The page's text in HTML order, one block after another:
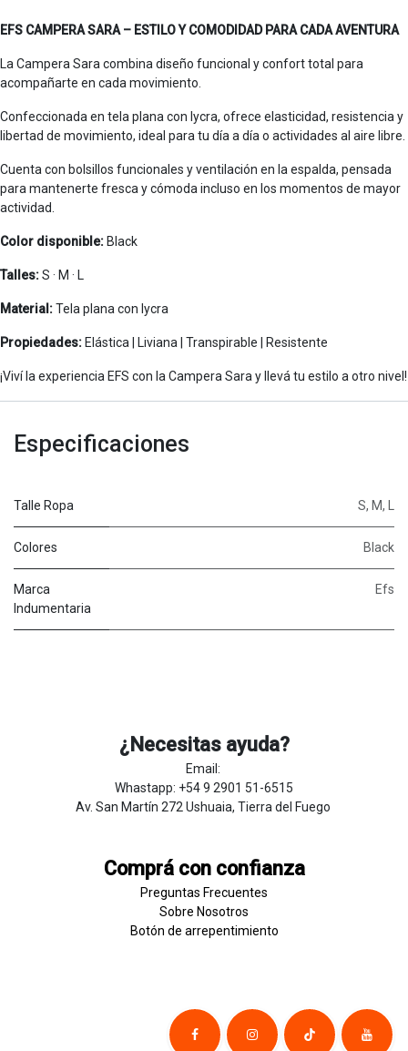
EFS CAMPERA SARA – ESTILO Y COMODIDAD PARA CADA AVENTURA
La Campera Sara combina diseño funcional y confort total para
acompañarte en cada movimiento.
Confeccionada en tela plana con lycra, ofrece elasticidad, resistencia y
libertad de movimiento, ideal para tu día a día o actividades al aire libre.
Cuenta con bolsillos funcionales y ventilación en la espalda, pensada
para mantenerte fresca y cómoda incluso en los momentos de mayor
actividad.
Color disponible:Black
Talles:S · M · L
Material:Tela plana con lycra
Propiedades:Elástica | Liviana | Transpirable | Resistente
¡Viví la experiencia EFS con la Campera Sara y llevá tu estilo a otro nivel!
Especificaciones
Talle Ropa S, M, L
Colores Black
Marca
Indumentaria
Efs
¿Necesitas ayuda?
Email:
Whastapp: +54 9 2901 51-6515
Av. San Martín 272 Ushuaia, Tierra del Fuego
Comprá con confianza
Preguntas Frecuentes
Sobre Nosotros
Botón de ​arrepentim​​​iento